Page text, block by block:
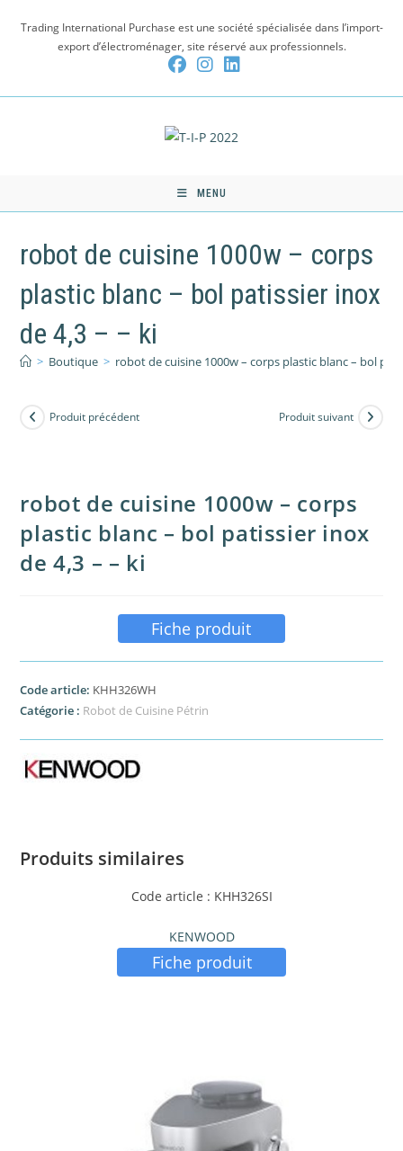
Trading International Purchase est une société spécialisée dans l’import-
export d’électroménager, site réservé aux professionnels.
MENU
robot de cuisine 1000w – corps
plastic blanc – bol patissier inox
de 4,3 – – ki
> Boutique > robot de cuisine 1000w – corps plastic blanc – bol
Produit précédent Produit suivant
robot de cuisine 1000w – corps
plastic blanc – bol patissier inox
de 4,3 – – ki
Fiche produit
Code article: KHH326WH
Catégorie : Robot de Cuisine Pétrin
Produits similaires
Code article : KHH326SI
KENWOOD
Fiche produit